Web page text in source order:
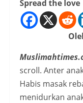
Spread the love
scroll. Anter
Habis masak
menidurkan